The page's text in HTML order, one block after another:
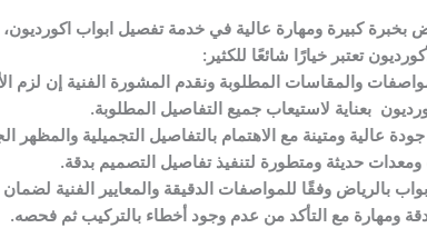
بخبرة كبيرة ومهارة عالية في خدمة تفصيل ابواب
تعتبر خيارًا شائعًا للكثير:
والمقاسات المطلوبة ونقدم المشورة الفنية إن لزم
بعناية لاستيعاب جميع التفاصيل المطلوبة.
عالية ومتينة مع الاهتمام بالتفاصيل التجميلية والمظهر
حديثة ومتطورة لتنفيذ تفاصيل التصميم بدقة.
بالرياض وفقًا للمواصفات الدقيقة والمعايير الفنية لضمان
ومهارة مع التأكد من عدم وجود أخطاء بالتركيب ثم فحصه.